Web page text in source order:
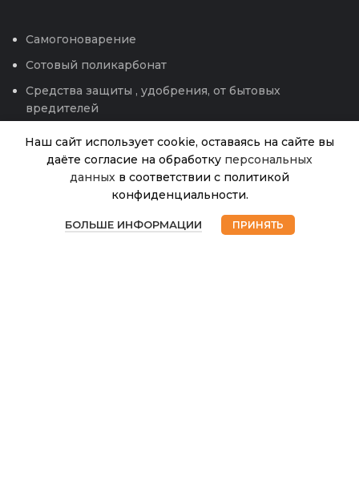
Самогоноварение
Сотовый поликарбонат
Средства защиты , удобрения, от бытовых
вредителей
Теплицы и парники
Техника для сада
Укрывной материал
Фитолампы
Наш сайт использует cookie, оставаясь на сайте вы
даёте согласие на обработку персональных
данных в соответствии с политикой
конфиденциальности.
БОЛЬШЕ ИНФОРМАЦИИ ПРИНЯТЬ
горизонтальный
Панкейк Р9
655.00₽
Нет в
Магазин Избранное Корзина Мой аккаунт